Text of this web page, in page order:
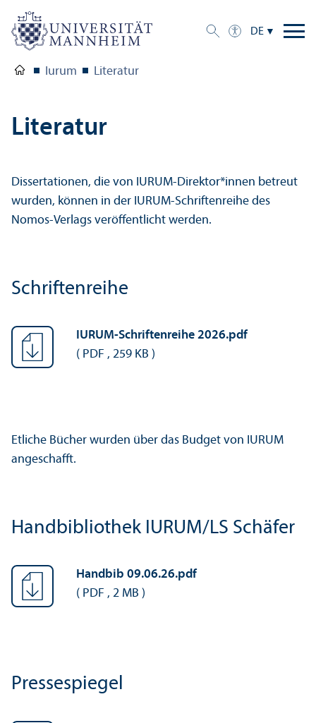
DE
Iurum Literatur
Literatur
Dissertationen, die von IURUM-Direktor*innen betreut
wurden, können in der IURUM-Schriftenreihe des
Nomos-Verlags veröffentlicht werden.
Schriftenreihe
IURUM-Schriftenreihe 2026.pdf
( PDF , 259 KB )
Etliche Bücher wurden über das Budget von IURUM
angeschafft.
Handbibliothek IURUM/LS Schäfer
Handbib 09.06.26.pdf
( PDF , 2 MB )
Pressespiegel